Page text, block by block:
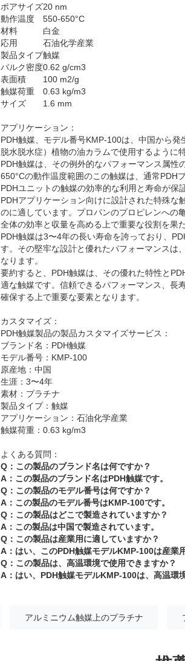
ポアサイズ20 nm
動作温度
550-650°C
材料
白金
応用
石油化学産業
製品タイプ触媒
バルク密度0.62 g/cm3
表面積
100 m2/g
触媒荷重
0.63 kg/m3
サイズ
1.6 mm
アプリケーション：
PDH触媒、モデル番号KMP-100は、中国から
脱水脱水症）植物の油カラムで使用するように
PDH触媒は、その例外的なパフォーマンス属
650°Cの動作温度範囲のこの触媒は、通常PDH
PDHユニットの触媒の効率的な利用と寿命が保
PDHアプリケーション向けに設計された特殊
のに適しています。プロパンのプロピレンへの
全体の効率と収量を高める上で重要な役割を果た
PDH触媒は3〜4年の長い寿命を誇っており、
す。その堅牢な設計と優れたパフォーマンスは
なります。
要約すると、PDH触媒は、その優れた特性と
適な触媒です。信頼できるパフォーマンス、長
確保する上で重要な要素となります。
カスタマイズ：
PDH触媒製品の製品カスタマイズサービス：
ブランド名：PDH触媒
モデル番号：KMP-100
原産地：中国
生涯：3〜4年
素材：プラチナ
製品タイプ：触媒
アプリケーション：石油化学産業
触媒荷重：0.63 kg/m3
よくある質問：
Q：この製品のブランド名は何ですか？
A：この製品のブランド名はPDH触媒です。
Q：この製品のモデル番号は何ですか？
A：この製品のモデル番号はKMP-100です。
Q：この製品はどこで製造されていますか？
A：この製品は中国で製造されています。
Q：この製品は産業用に適していますか？
A：はい、このPDH触媒モデルKMP-100は産業
Q：この製品は、高温環境で使用できますか？
A：はい、PDH触媒モデルKMP-100は、高温環
アルミニウム触媒上のプラチナ